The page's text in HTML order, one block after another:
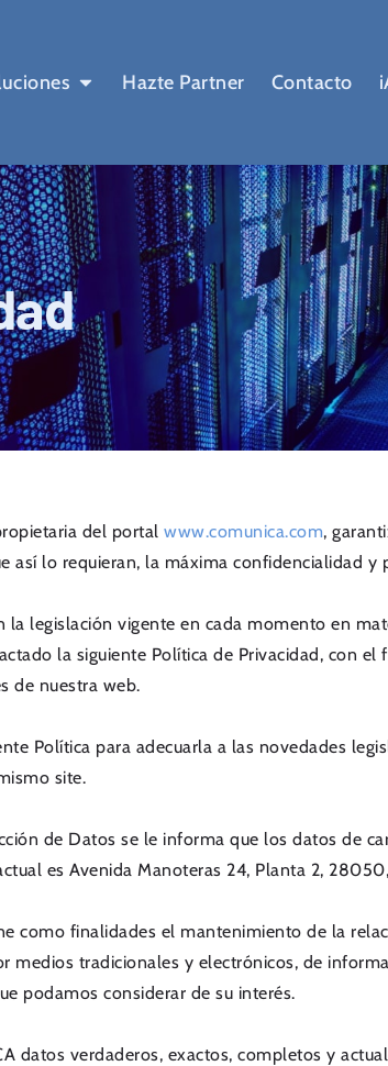
Hazte Partner Contacto
del portal www.comunica.com,
así lo requieran, la máxima confidencialidad y
legislación vigente en cada momento en
la siguiente Política de Privacidad, con
de nuestra web.
Política para adecuarla a las novedades
site.
de Datos se le informa que los datos de
es Avenida Manoteras 24, Planta 2,
como finalidades el mantenimiento de la
tradicionales y electrónicos, de
podamos considerar de su interés.
datos verdaderos, exactos, completos y